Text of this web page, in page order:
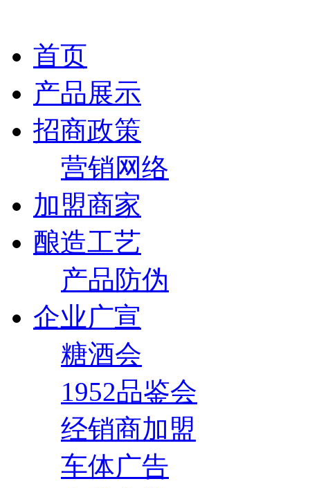
首页
产品展示
招商政策
营销网络
加盟商家
酿造工艺
产品防伪
企业广宣
糖酒会
1952品鉴会
经销商加盟
车体广告